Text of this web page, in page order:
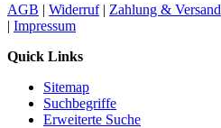
AGB | Widerruf| Zahlung & Versand
| Impressum
Quick Links
Sitemap
Suchbegriffe
Erweiterte Suche